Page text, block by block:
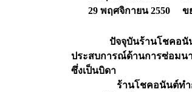
29 พฤศจิกายน2550 ข
ปัจจุบันร้านโชคอ
ประสบการณ์ด้านการซ่อมน
ซึ่งเป็นบิดา
ร้านโชคอนันต์ทำการรับ